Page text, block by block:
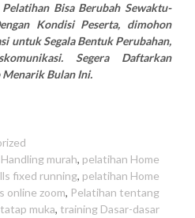
Bisa Berubah Sewaktu-
Kondisi Peserta, dimohon
untuk Segala Bentuk Perubahan,
Segera Daftarkan
Bulan Ini.
murah, pelatihan Home
fixed running, pelatihan Home
online zoom, Pelatihan tentang
muka, training Dasar-dasar